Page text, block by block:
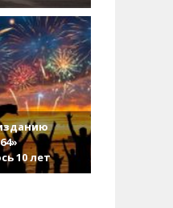
10 лет